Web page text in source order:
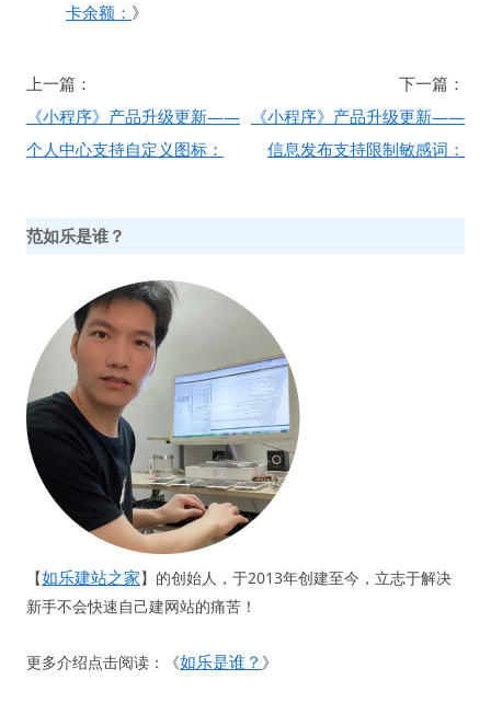
卡余额： 》
文
章
导
上一篇：
《小程序》产品升级更新——
个人中心支持自定义图标：
下一篇：
《小程序》产品升级更新——
信息发布支持限制敏感词：
范如乐是谁？
【如乐建站之家】的创始人，于2013年创建至今，立志于解决
新手不会快速自己建网站的痛苦！
更多介绍点击阅读：《如乐是谁？ 》